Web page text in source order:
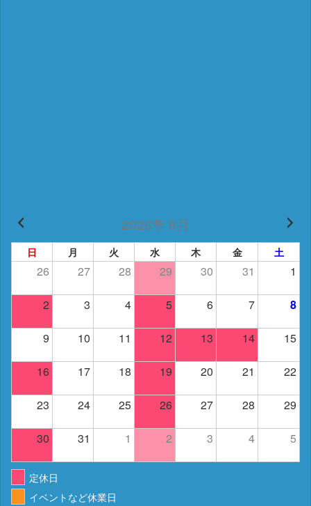
2026年 8月
日 月 火 水 木 金 土
26 27 28 29 30 31 1
2 3 4 5 6 7 8
9 10 11 12 13 14 15
16 17 18 19 20 21 22
23 24 25 26 27 28 29
30 31 1 2 3 4 5
定休日
イベントなど休業日